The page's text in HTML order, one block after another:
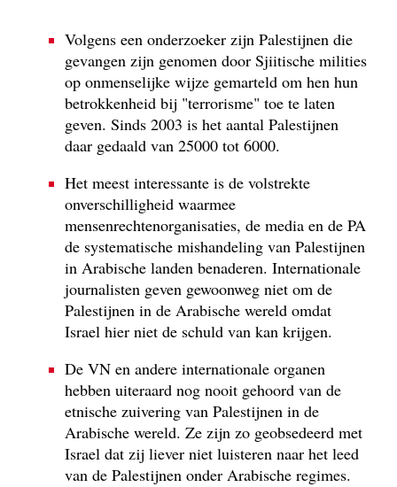
Volgens een onderzoeker zijn Palestijnen die
gevangen zijn genomen door Sjiitische milities
op onmenselijke wijze gemarteld om hen hun
betrokkenheid bij "terrorisme" toe te laten
geven. Sinds 2003 is het aantal Palestijnen
daar gedaald van 25000 tot 6000.
Het meest interessante is de volstrekte
onverschilligheid waarmee
mensenrechtenorganisaties, de media en de PA
de systematische mishandeling van Palestijnen
in Arabische landen benaderen. Internationale
journalisten geven gewoonweg niet om de
Palestijnen in de Arabische wereld omdat
Israel hier niet de schuld van kan krijgen.
De VN en andere internationale organen
hebben uiteraard nog nooit gehoord van de
etnische zuivering van Palestijnen in de
Arabische wereld. Ze zijn zo geobsedeerd met
Israel dat zij liever niet luisteren naar het leed
van de Palestijnen onder Arabische regimes.